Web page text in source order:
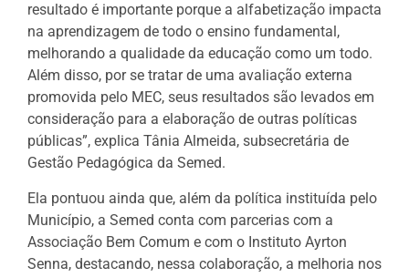
resultado é importante porque a alfabetização impacta
na aprendizagem de todo o ensino fundamental,
melhorando a qualidade da educação como um todo.
Além disso, por se tratar de uma avaliação externa
promovida pelo MEC, seus resultados são levados em
consideração para a elaboração de outras políticas
públicas”, explica Tânia Almeida, subsecretária de
Gestão Pedagógica da Semed.
Ela pontuou ainda que, além da política instituída pelo
Município, a Semed conta com parcerias com a
Associação Bem Comum e com o Instituto Ayrton
Senna, destacando, nessa colaboração, a melhoria nos